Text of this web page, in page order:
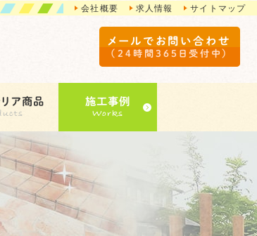
会社概要 求人情報 サイトマップ
メールでお問い合わせ
（24時間365日受付中）
ア商品 施工事例